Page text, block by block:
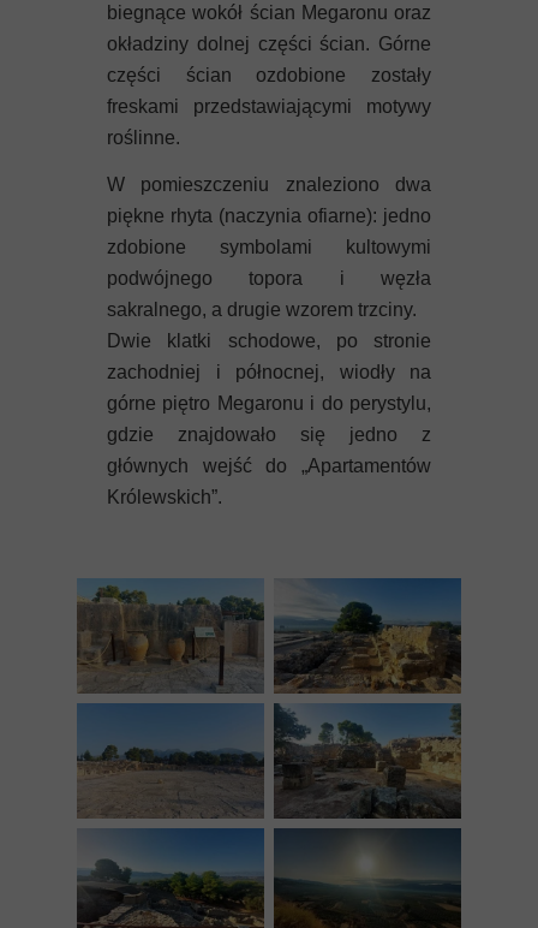
biegnące wokół ścian Megaronu oraz
okładziny dolnej części ścian. Górne
części ścian ozdobione zostały
freskami przedstawiającymi motywy
roślinne.
W pomieszczeniu znaleziono dwa
piękne rhyta (naczynia ofiarne): jedno
zdobione symbolami kultowymi
podwójnego topora i węzła
sakralnego, a drugie wzorem trzciny.
Dwie klatki schodowe, po stronie
zachodniej i północnej, wiodły na
górne piętro Megaronu i do perystylu,
gdzie znajdowało się jedno z
głównych wejść do „Apartamentów
Królewskich”.